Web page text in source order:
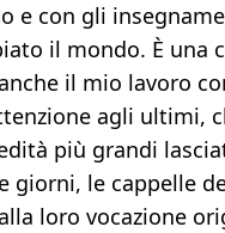
e con gli
il mondo. È una
il mio lavoro
agli ultimi,
più grandi
giorni, le cappelle
loro vocazione